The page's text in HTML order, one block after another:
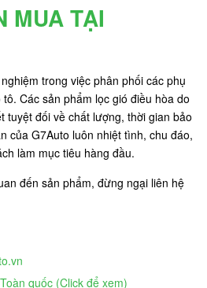
MUA TẠI
trong việc phân phối các phụ
Các sản phẩm lọc gió điều hòa do
tuyệt đối về chất lượng, thời gian bảo
của G7Auto luôn nhiệt tình, chu đáo,
làm mục tiêu hàng đầu.
đến sản phẩm, đừng ngại liên hệ
Toàn quốc (Click để xem)